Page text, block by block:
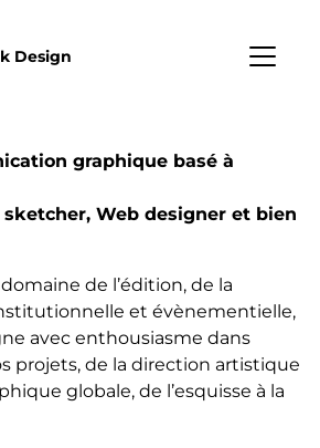
Design
graphique basé à
sketcher, Web designer et bien
de l’édition, de la
et évènementielle,
avec enthousiasme dans
projets, de la direction artistique
globale, de l’esquisse à la